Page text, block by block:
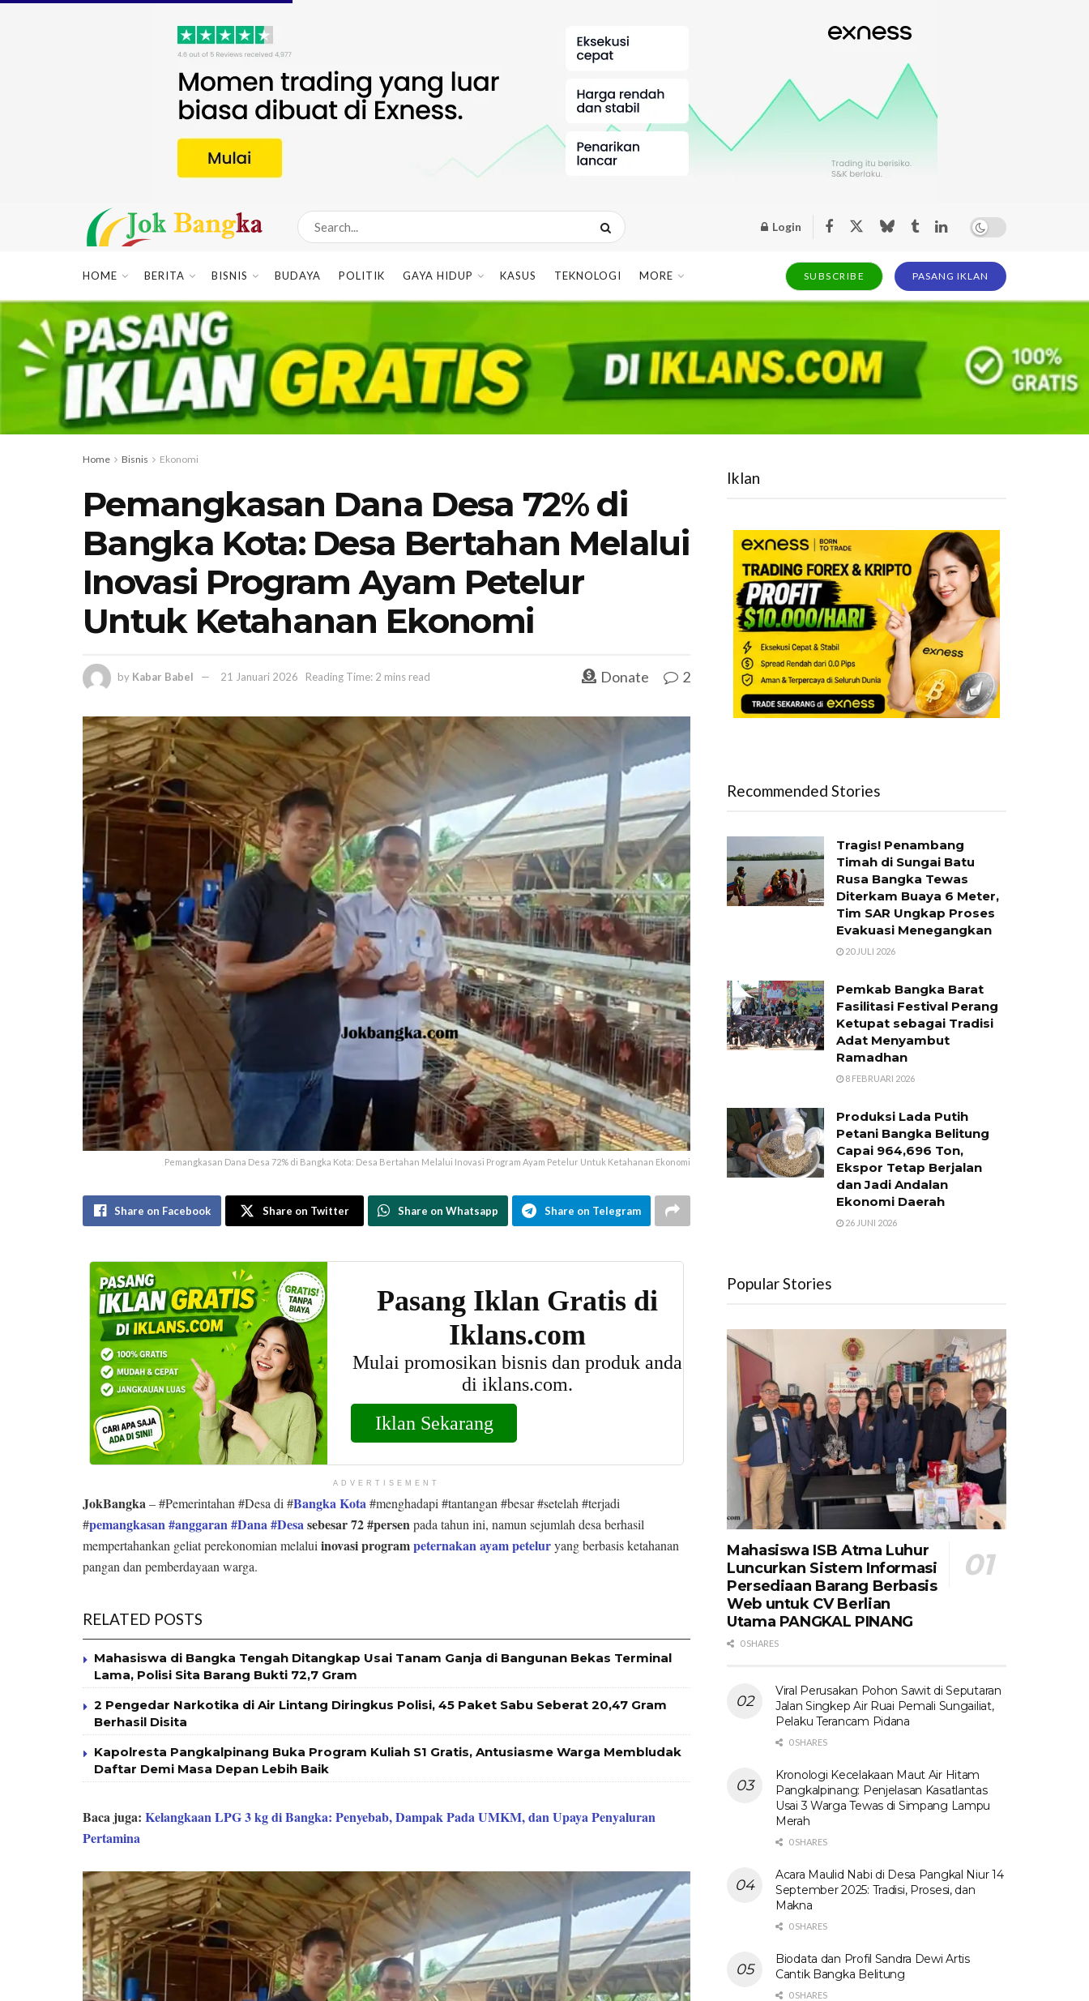
Login
HOME BERITA BISNIS BUDAYA POLITIK GAYA HIDUP KASUS TEKNOLOGI MORE SUBSCRIBE PASANG IKLAN
Home Bisnis Ekonomi
Pemangkasan Dana Desa 72% di
Bangka Kota: Desa Bertahan Melalui
Inovasi Program Ayam Petelur
Untuk Ketahanan Ekonomi
by Kabar Babel 21 Januari 2026 Reading Time: 2 mins read Donate 2
Pemangkasan Dana Desa 72% di Bangka Kota: Desa Bertahan Melalui Inovasi Program Ayam Petelur Untuk Ketahanan Ekonomi
Share on Facebook Share on Twitter Share on Whatsapp Share on Telegram
ADVERTISEMENT
JokBangka– #Pemerintahan #Desa di #Bangka Kota#menghadapi #tantangan #besar #setelah #terjadi
#pemangkasan #anggaran #Dana #Desasebesar 72 #persenpada tahun ini, namun sejumlah desa berhasil
mempertahankan geliat perekonomian melalui inovasi programpeternakan ayam peteluryang berbasis ketahanan
pangan dan pemberdayaan warga.
RELATED POSTS
Mahasiswa di Bangka Tengah Ditangkap Usai Tanam Ganja di Bangunan Bekas Terminal
Lama, Polisi Sita Barang Bukti 72,7 Gram
2 Pengedar Narkotika di Air Lintang Diringkus Polisi, 45 Paket Sabu Seberat 20,47 Gram
Berhasil Disita
Kapolresta Pangkalpinang Buka Program Kuliah S1 Gratis, Antusiasme Warga Membludak
Daftar Demi Masa Depan Lebih Baik
Baca juga: Kelangkaan LPG 3 kg di Bangka: Penyebab, Dampak Pada UMKM, dan Upaya Penyaluran
Pertamina
Iklan
Recommended Stories
Tragis! Penambang
Timah di Sungai Batu
Rusa Bangka Tewas
Diterkam Buaya 6 Meter,
Tim SAR Ungkap Proses
Evakuasi Menegangkan
20 JULI 2026
Pemkab Bangka Barat
Fasilitasi Festival Perang
Ketupat sebagai Tradisi
Adat Menyambut
Ramadhan
8 FEBRUARI 2026
Produksi Lada Putih
Petani Bangka Belitung
Capai 964,696 Ton,
Ekspor Tetap Berjalan
dan Jadi Andalan
Ekonomi Daerah
26 JUNI 2026
Popular Stories
Mahasiswa ISB Atma Luhur
Luncurkan Sistem Informasi
Persediaan Barang Berbasis
Web untuk CV Berlian
Utama​ PANGKAL PINANG
0 SHARES
Viral Perusakan Pohon Sawit di Seputaran
Jalan Singkep Air Ruai Pemali Sungailiat,
Pelaku Terancam Pidana
0 SHARES
Kronologi Kecelakaan Maut Air Hitam
Pangkalpinang: Penjelasan Kasatlantas
Usai 3 Warga Tewas di Simpang Lampu
Merah
0 SHARES
Acara Maulid Nabi di Desa Pangkal Niur 14
September 2025: Tradisi, Prosesi, dan
Makna
0 SHARES
Biodata dan Profil Sandra Dewi Artis
Cantik Bangka Belitung
0 SHARES